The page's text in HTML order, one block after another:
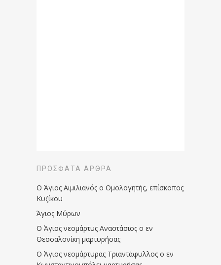
ΠΡΌΣΦΑΤΑ ΆΡΘΡΑ
Ο Άγιος Αιμιλιανός ο Ομολογητής, επίσκοπος
Κυζίκου
Άγιος Μύρων
Ο Άγιος νεομάρτυς Αναστάσιος ο εν
Θεσσαλονίκη μαρτυρήσας
Ο Άγιος νεομάρτυρας Τριαντάφυλλος ο εν